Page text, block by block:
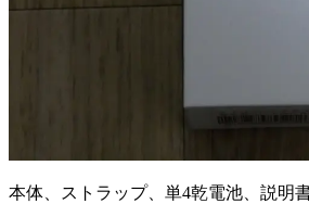
本体、ストラップ、単4乾電池、説明